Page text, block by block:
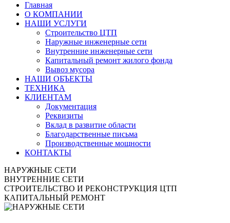
Главная
О КОМПАНИИ
НАШИ УСЛУГИ
Строительство ЦТП
Наружные инженерные сети
Внутренние инженерные сети
Капитальный ремонт жилого фонда
Вывоз мусора
НАШИ ОБЪЕКТЫ
ТЕХНИКА
КЛИЕНТАМ
Документация
Реквизиты
Вклад в развитие области
Благодарственные письма
Производственные мощности
КОНТАКТЫ
НАРУЖНЫЕ СЕТИ
ВНУТРЕННИЕ СЕТИ
СТРОИТЕЛЬСТВО И РЕКОНСТРУКЦИЯ ЦТП
КАПИТАЛЬНЫЙ РЕМОНТ